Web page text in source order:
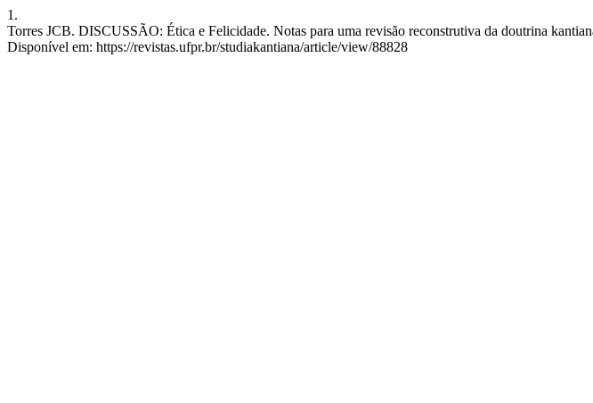
1.
Torres JCB. DISCUSSÃO: Ética e Felicidade. Notas para uma revisão reconstrutiva da doutrina
Disponível em: https://revistas.ufpr.br/studiakantiana/article/view/88828